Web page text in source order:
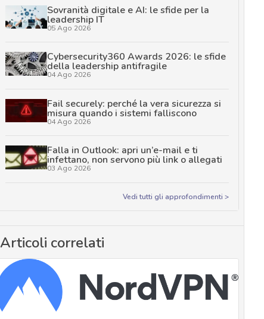
Sovranità digitale e AI: le sfide per la
leadership IT
05 Ago 2026
Cybersecurity360 Awards 2026: le sfide
della leadership antifragile
04 Ago 2026
Fail securely: perché la vera sicurezza si
misura quando i sistemi falliscono
04 Ago 2026
Falla in Outlook: apri un’e-mail e ti
infettano, non servono più link o allegati
03 Ago 2026
Vedi tutti gli approfondimenti >
Articoli correlati